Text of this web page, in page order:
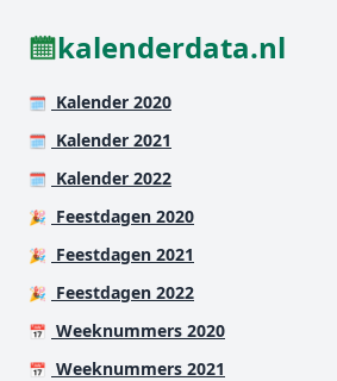
kalenderdata.nl
🗓️ Kalender 2020
🗓️ Kalender 2021
🗓️ Kalender 2022
🎉 Feestdagen 2020
🎉 Feestdagen 2021
🎉 Feestdagen 2022
📅 Weeknummers 2020
📅 Weeknummers 2021